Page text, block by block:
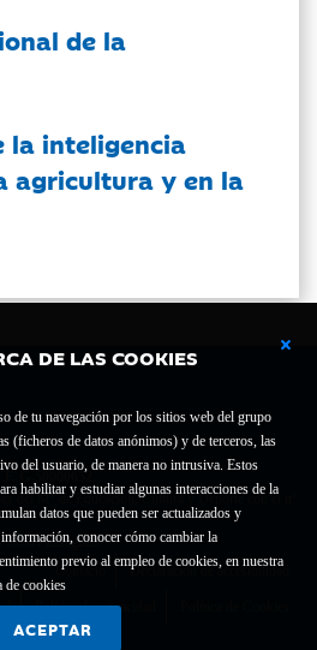
DE LAS COOKIES
de tu navegación por los sitios web del grupo
(ficheros de datos anónimos) y de terceros, las
del usuario, de manera no intrusiva. Estos
habilitar y estudiar algunas interacciones de la
datos que pueden ser actualizados y
conocer cómo cambiar la
previo al empleo de cookies, en nuestra
de cookies
ACEPTAR
de la
la inteligencia
agricultura y en la
G-50000652.
del Mº de Educación, Cultura y Deporte con el nº
50001 Zaragoza.
Contacto
Declaración de accesibilidad
Política de privacidad